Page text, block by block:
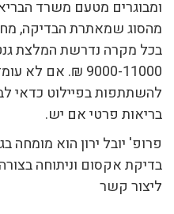
ומבוגרים מטעם משרד
מהסוג שמאתרת הבדיקה,
בכל מקרה נדרשת המלצת
9000-11000 ₪.
להשתתפות בפיילוט כדאי
בריאות פרטי אם יש.
פרופ' יובל ירון הוא מומחה
בדיקת אקסום וניתוחה
ליצור קשר